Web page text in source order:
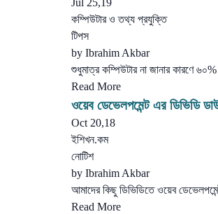
Jul 25,19
কম্পিউটার ও তথ্য প্রযুক্তি
টিপস
by Ibrahim Akbar
শুধুমাত্র কম্পিউটার না জানার কারণে
Read More
ওয়েব ডেভেলপমেন্ট এর ডিভিডি
Oct 20,18
ইশিখন.কম
নোটিশ
by Ibrahim Akbar
আমাদের কিছু ডিভিডিতে ওয়েব
Read More